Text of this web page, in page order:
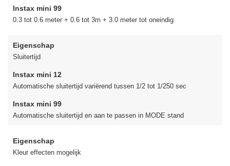
Instax mini 99
0.3 tot 0.6 meter + 0.6 tot 3m + 3.0 meter tot oneindig
Eigenschap
Sluitertijd
Instax mini 12
Automatische sluitertijd variërend tussen 1/2 tot 1/250 sec
Instax mini 99
Automatische sluitertijd en aan te passen in MODE stand
Eigenschap
Kleur effecten mogelijk